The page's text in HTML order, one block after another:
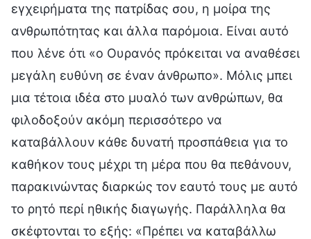
εγχειρήματα της πατρίδας σου, η μοίρα της
ανθρωπότητας και άλλα παρόμοια. Είναι αυτό
που λένε ότι «ο Ουρανός πρόκειται να αναθέσει
μεγάλη ευθύνη σε έναν άνθρωπο». Μόλις μπει
μια τέτοια ιδέα στο μυαλό των ανθρώπων, θα
φιλοδοξούν ακόμη περισσότερο να
καταβάλλουν κάθε δυνατή προσπάθεια για το
καθήκον τους μέχρι τη μέρα που θα πεθάνουν,
παρακινώντας διαρκώς τον εαυτό τους με αυτό
το ρητό περί ηθικής διαγωγής. Παράλληλα θα
σκέφτονται το εξής: «Πρέπει να καταβάλλω